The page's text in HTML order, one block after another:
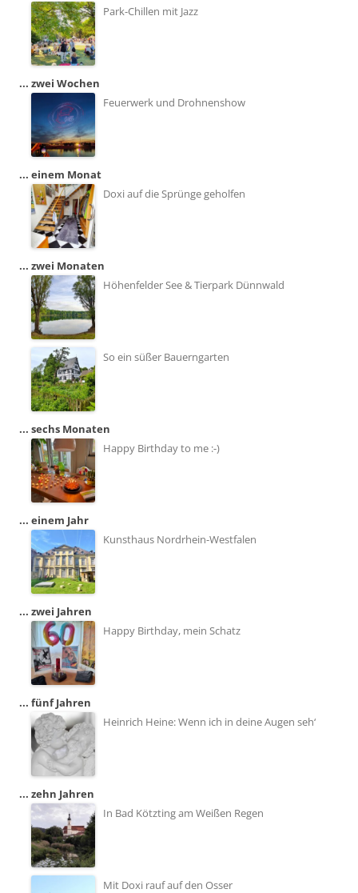
Park-Chillen mit Jazz
... zwei Wochen
Feuerwerk und Drohnenshow
... einem Monat
Doxi auf die Sprünge geholfen
... zwei Monaten
Höhenfelder See & Tierpark Dünnwald
So ein süßer Bauerngarten
... sechs Monaten
Happy Birthday to me :-)
... einem Jahr
Kunsthaus Nordrhein-Westfalen
... zwei Jahren
Happy Birthday, mein Schatz
... fünf Jahren
Heinrich Heine: Wenn ich in deine Augen seh‘
... zehn Jahren
In Bad Kötzting am Weißen Regen
Mit Doxi rauf auf den Osser